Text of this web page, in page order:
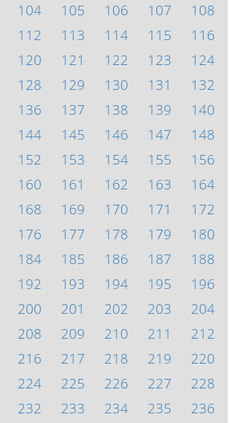
104 105 106 107
108
112 113 114 115
116
120 121 122 123
124
128 129 130 131
132
136 137 138 139
140
144 145 146 147
148
152 153 154 155
156
160 161 162 163
164
168 169 170 171
172
176 177 178 179
180
184 185 186 187
188
192 193 194 195
196
200 201 202 203
204
208 209 210 211
212
216 217 218 219
220
224 225 226 227
228
232 233 234 235
236